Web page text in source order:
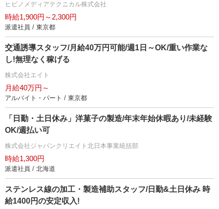
ヒビノメディアテクニカル株式会社
時給1,900円～2,300円
派遣社員 / 東京都
交通誘導スタッフ/月給40万円可能/週1日～OK/重い作業な
し!無理なく稼げる
株式会社エイト
月給40万円～
アルバイト・パート / 東京都
「日勤・土日休み」洋菓子の製造/年末年始休暇あり/未経験
OK/週払い可
株式会社ジャパンクリエイト北日本事業統括部
時給1,300円
派遣社員 / 北海道
ステンレス線の加工・製造補助スタッフ/日勤&土日休み 時
給1400円の安定収入!